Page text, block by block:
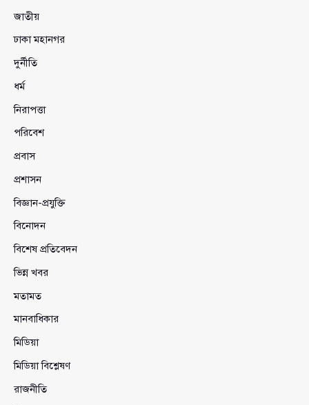
জাতীয়
ঢাকা মহানগর
দুর্নীতি
ধর্ম
নিরাপত্তা
পরিবেশ
প্রবাস
প্রশাসন
বিজ্ঞান-প্রযুক্তি
বিনোদন
বিশেষ প্রতিবেদন
ভিন্ন খবর
মতামত
মানবাধিকার
মিডিয়া
মিডিয়া বিশ্লেষণ
রাজনীতি